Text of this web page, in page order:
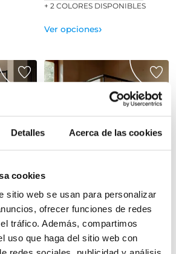
Detalles Acerca de las cookies
cookies
sitio web se usan para personalizar
ofrecer funciones de redes
tráfico. Además, compartimos
uso que haga del sitio web con
+ 2 COLORES DISPONIBLES
Ver opciones›
rápida
Mampara de ducha angular
Emma color negro
(2 fijos + 2 correderas) 6 mm
229,30€ 302,50€